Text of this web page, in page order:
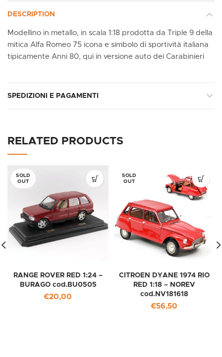
DESCRIPTION
Modellino in metallo, in scala 1:18 prodotta da Triple 9 della
mitica Alfa Romeo 75 icona e simbolo di sportività italiana
tipicamente Anni 80, qui in versione auto dei Carabinieri
SPEDIZIONI E PAGAMENTI
RELATED PRODUCTS
SOLD
OUT
RANGE ROVER RED 1:24 –
BURAGO cod.BU0505
€20,00
SOLD
OUT
CITROEN DYANE 1974 RIO
RED 1:18 – NOREV
cod.NV181618
€56,50